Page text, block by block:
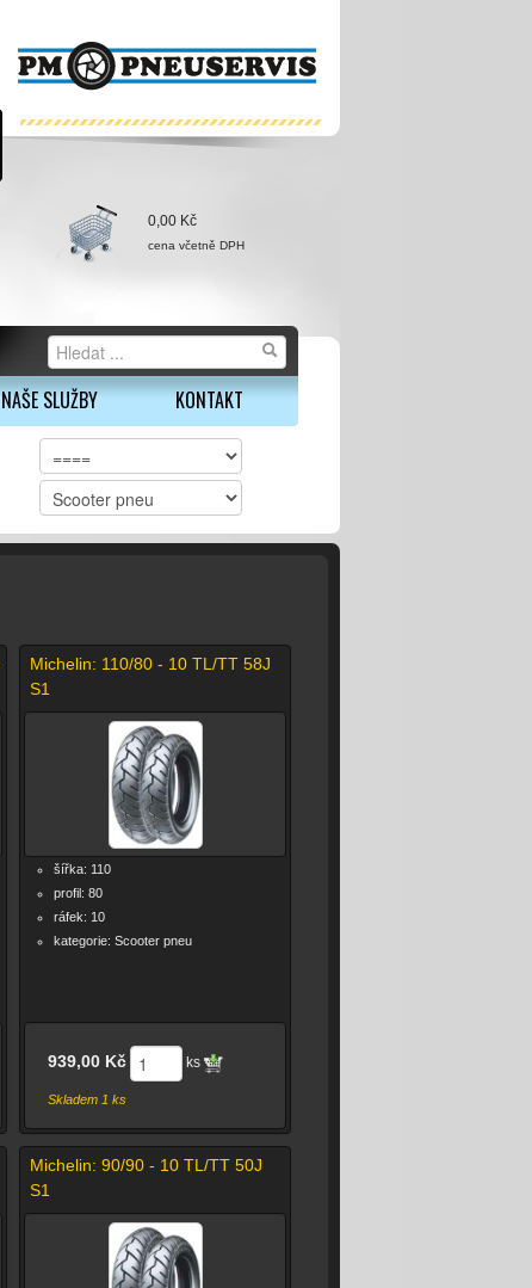
Michelin: 110/80 - 10 TL/TT 58J
S1
šířka: 110
profil: 80
ráfek: 10
kategorie: Scooter pneu
939,00 Kč ks
Skladem 1 ks
Michelin: 90/90 - 10 TL/TT 50J
S1
NAŠE SLUŽBY KONTAKT
0,00 Kč
cena včetně DPH